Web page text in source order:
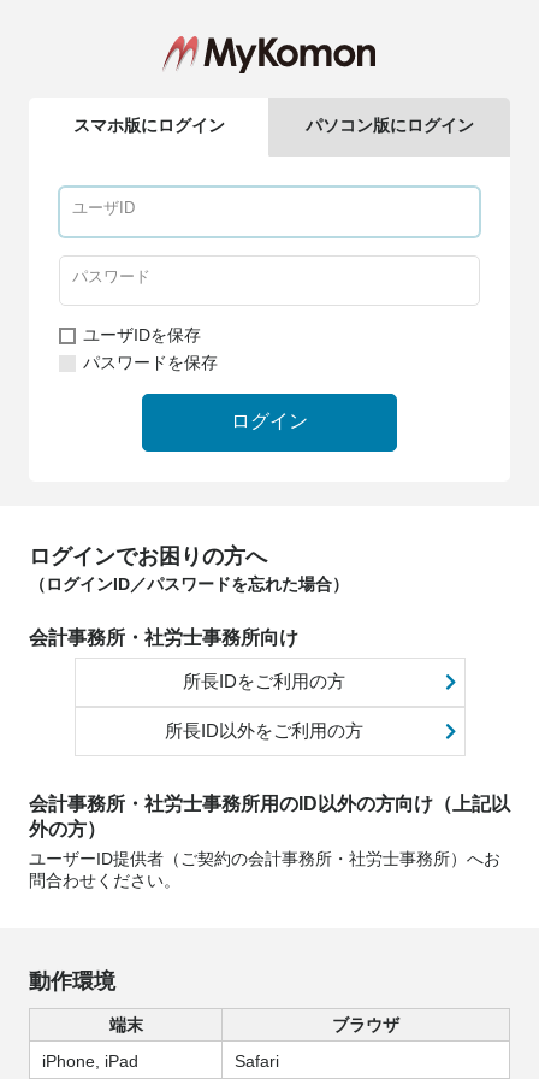
スマホ版にログイン パソコン版にログイン
ユーザIDを保存
パスワードを保存
ログイン
ログインでお困りの方へ
（ログインID／パスワードを忘れた場合）
会計事務所・社労士事務所向け
所長IDをご利用の方
所長ID以外をご利用の方
会計事務所・社労士事務所用のID以外の方向け（上記以
外の方）
ユーザーID提供者（ご契約の会計事務所・社労士事務所）へお
問合わせください。
動作環境
端末
ブラウザ
iPhone, iPad
Safari